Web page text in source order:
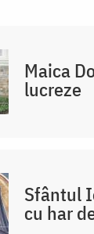
Maica
lucreze
Sfântul
cu har